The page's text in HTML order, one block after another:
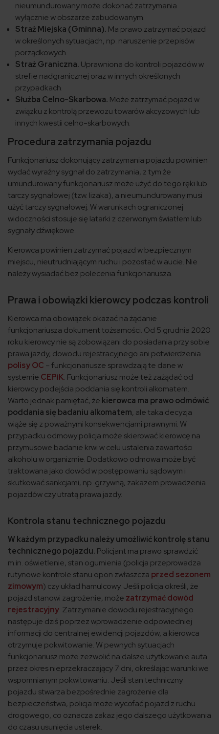
nieumundurowany może dokonać zatrzymania
wyłącznie w obszarze zabudowanym.
Straż Miejska (Gminna). Ma prawo zatrzymać pojazd
w określonych sytuacjach, np. naruszenie przepisów
porządkowych.
Straż Graniczna. Uprawniona do kontroli pojazdów w
strefie nadgranicznej oraz w innych określonych
przypadkach.
Służba Celno-Skarbowa. Może zatrzymać pojazd w
związku z kontrolą przewozu towarów akcyzowych lub
innych kwestii celno-skarbowych.
Procedura zatrzymania pojazdu
Funkcjonariusz dokonujący zatrzymania pojazdu powinien
wydać wyraźny sygnał do zatrzymania, z tym że
umundurowany funkcjonariusz może użyć do tego ręki lub
tarczy sygnałowej (tzw. lizaka), a nieumundurowany musi
użyć tarczy sygnałowej. W warunkach ograniczonej
widoczności stosuje się latarki z czerwonym światłem lub
sygnały dźwiękowe.
Kierowca powinien zatrzymać pojazd w bezpiecznym
miejscu, nieutrudniającym ruchu i pozostać w aucie. Nie
należy wysiadać bez polecenia funkcjonariusza.
Prawa i obowiązki kierowcy podczas kontroli
Kierowca ma obowiązek okazać na żądanie
funkcjonariusza dokument tożsamości. Od 5 grudnia 2020
roku kierowcy nie są zobowiązani do posiadania przy sobie
prawa jazdy, dowodu rejestracyjnego ani potwierdzenia
polisy OC – funkcjonariusze sprawdzają te dane w
systemie CEPiK. Funkcjonariusz może też zażądać od
kierowcy podejścia poddania się kontroli alkomatem.
Warto jednak pamiętać, że kierowca ma prawo odmówić
poddania się badaniu alkomatem, ale taka decyzja
wiąże się z poważnymi konsekwencjami prawnymi. W
przypadku odmowy policja może skierować kierowcę na
przymusowe badanie krwi w celu ustalenia zawartości
alkoholu w organizmie. Dodatkowo odmowa może być
traktowana jako dowód w postępowaniu sądowym i
skutkować sankcjami, np. grzywną, zakazem prowadzenia
pojazdów czy utratą prawa jazdy.
Kontrola stanu technicznego pojazdu
W każdym przypadku należy umożliwić kontrolę stanu
technicznego pojazdu. Policjant ma prawo sprawdzić
m.in. oświetlenie, stan ogumienia (policja przeprowadza
rutynowe kontrole stanu opon zwłaszcza przed sezonem
zimowym) czy układ hamulcowy. Jeśli policja określi, że
pojazd stanowi zagrożenie, może zatrzymać dowód
rejestracyjny. Zatrzymanie dowodu rejestracyjnego
następuje dziś poprzez wprowadzenie odpowiedniej
informacji do centralnej ewidencji pojazdów, a kierowca
otrzymuje pokwitowanie. W pewnych sytuacjach
funkcjonariusz może zezwolić na dalsze użytkowanie auta
przez okres nieprzekraczający 7 dni, określając warunki we
wspomnianym pokwitowaniu. Jeśli stan techniczny
pojazdu stwarza bezpośrednie zagrożenie dla
bezpieczeństwa, policja może wycofać pojazd z ruchu
drogowego, co oznacza zakaz jego dalszego użytkowania
do czasu usunięcia usterek.